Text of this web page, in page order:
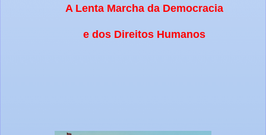
A Lenta Marcha da Democracia
e dos Direitos Humanos